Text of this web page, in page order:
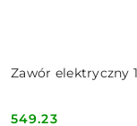
Zawór elektryczny
549.23